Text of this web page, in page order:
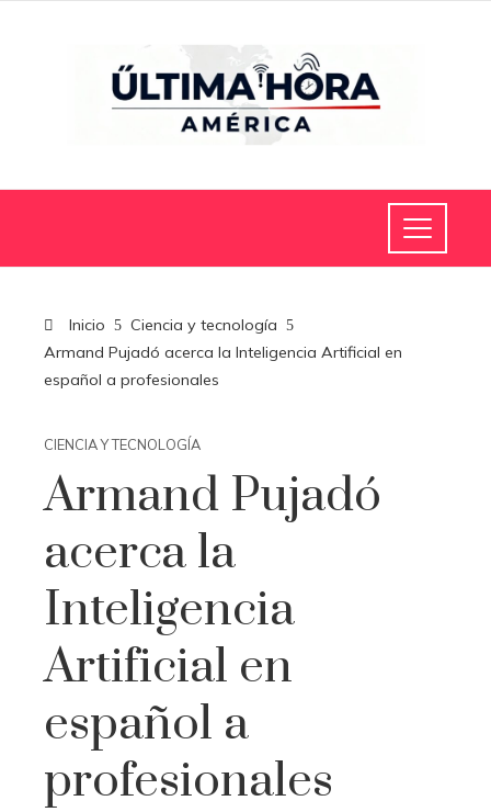
Inicio
Ciencia y tecnología
Armand Pujadó acerca la Inteligencia Artificial en
español a profesionales
CIENCIA Y TECNOLOGÍA
Armand Pujadó
acerca la
Inteligencia
Artificial en
español a
profesionales